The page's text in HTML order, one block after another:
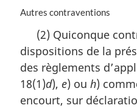
r
a
l
e
:
N
e
m
r
g
Autres contraventions
(2) Quiconque
dispositions de la
des règlements
18(1)d), e) ou h)
encourt, sur